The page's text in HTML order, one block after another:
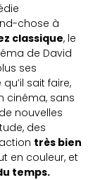
chose à
classique, le
de David
ses
sait faire,
cinéma, sans
nouvelles
des
très bien
en couleur, et
temps.